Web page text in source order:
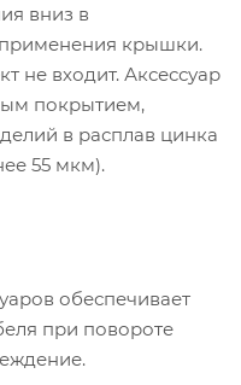
вниз в
применения крышки.
не входит. Аксессуар
покрытием,
в расплав цинка
55 мкм).
обеспечивает
при повороте